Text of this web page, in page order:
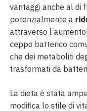
vantaggi anche al di
potenzialmente a
attraverso
ceppo batterico
che dei metaboliti
trasformati da
La dieta è stata
modifica lo stile di